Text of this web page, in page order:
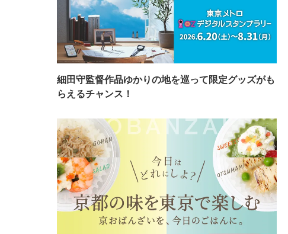
細田守監督作品ゆかりの地を巡って限定グッズがも
らえるチャンス！